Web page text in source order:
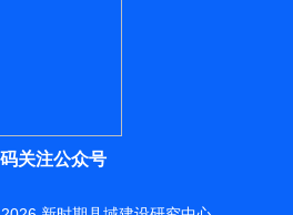
关注公众号